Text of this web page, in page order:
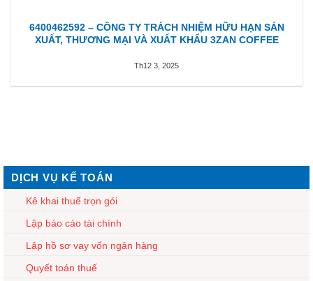
6400462592 – CÔNG TY TRÁCH NHIỆM HỮU HẠN SẢN
XUẤT, THƯƠNG MẠI VÀ XUẤT KHẨU 3ZAN COFFEE
Th12 3, 2025
DỊCH VỤ KẾ TOÁN
Kê khai thuế trọn gói
Lập báo cáo tài chính
Lập hồ sơ vay vốn ngân hàng
Quyết toán thuế